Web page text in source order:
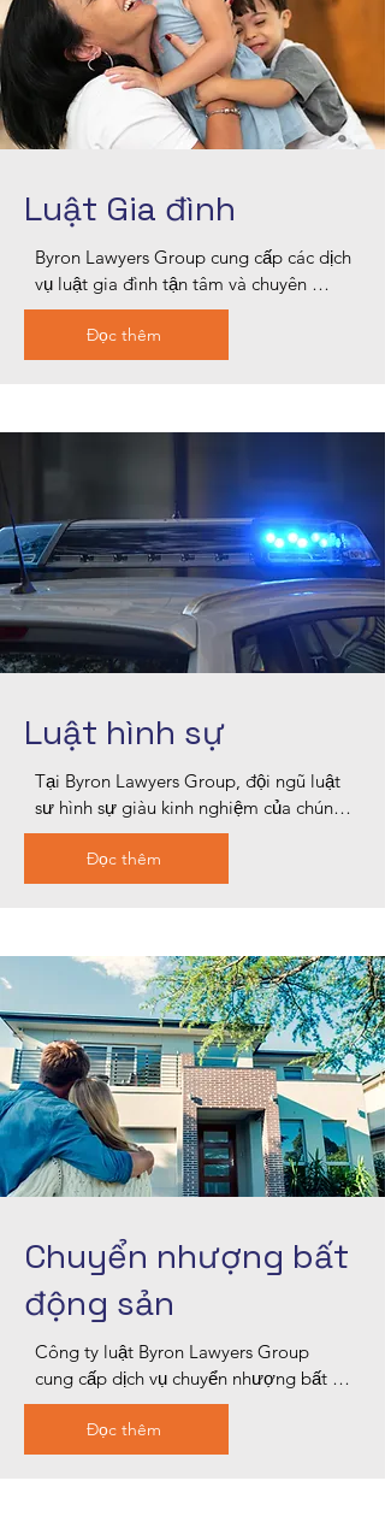
Luật Gia đình
Byron Lawyers Group cung cấp các dịch
vụ luật gia đình tận tâm và chuyên
nghiệp tại Blacktown, hỗ trợ các vấn đề
về ly hôn, quyền nuôi con, phân chia tài
sản và nhiều hơn nữa. Đội ngũ tận tụy
của bạn được bảo vệ và tiếng nói của
bạn được lắng nghe. Hãy tin tưởng
chúng tôi để giải quyết những vấn đề
phức tạp của luật gia đình với sự
chuyên nghiệp và chu đáo.
Đọc thêm
Luật hình sự
Tại Byron Lawyers Group, đội ngũ luật
sư hình sự giàu kinh nghiệm của chúng
tôi tại Blacktown cung cấp dịch vụ bào
chữa mạnh mẽ cho nhiều loại tội danh
hình sự. Chúng tôi điều tra kỹ lưỡng vụ
tại tòa án. Cam kết của chúng tôi là
bảo vệ quyền lợi của bạn và đạt được
kết quả tốt nhất có thể, hướng dẫn bạn
xuyên suốt quá trình pháp lý với chuyên
môn và sự tận tâm.
Đọc thêm
Chuyển nhượng bất
động sản
Công ty luật Byron Lawyers Group
cung cấp dịch vụ chuyển nhượng bất
động sản chuyên nghiệp tại Blacktown,
đảm bảo các giao dịch bất động sản
diễn ra suôn sẻ cho người mua và
Đọc thêm